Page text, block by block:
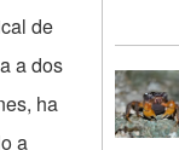
de
a dos
ha
a